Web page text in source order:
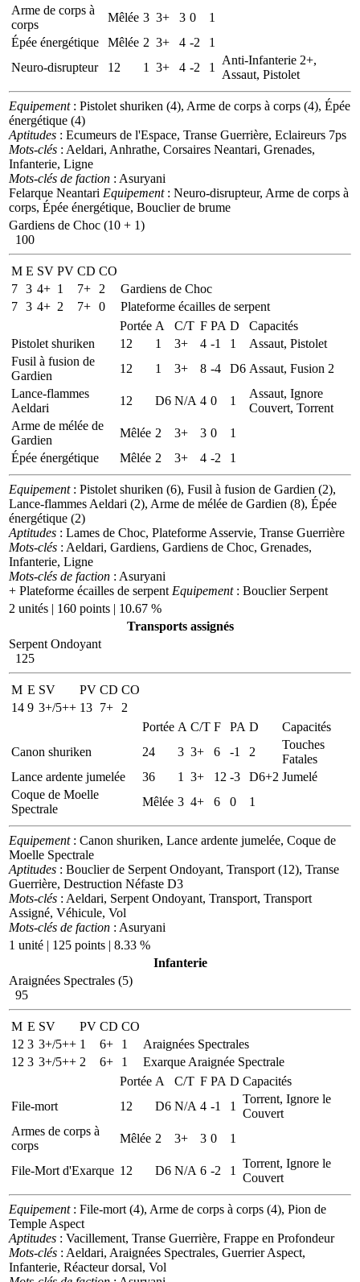
Arme de corps à
corps
Mêlée 3 3+ 3 0
1
Épée énergétique
Mêlée 2 3+ 4 -2
1
Neuro-disrupteur
12 1 3+ 4 -2 1
Anti-Infanterie 2+,
Assaut, Pistolet
Equipement: Pistolet shuriken (4), Arme de corps à corps (4), Épée
énergétique (4)
Aptitudes : Ecumeurs de l'Espace, Transe Guerrière, Eclaireurs 7ps
Mots-clés : Aeldari, Anhrathe, Corsaires Neantari, Grenades,
Infanterie, Ligne
Mots-clés de faction : Asuryani
Felarque Neantari Equipement: Neuro-disrupteur, Arme de corps à
corps, Épée énergétique, Bouclier de brume
Gardiens de Choc (10 + 1)
100
M E SV PV CD CO
7 3 4+ 1 7+ 2
Gardiens de Choc
7 3 4+ 2 7+ 0
Plateforme écailles de serpent
Portée A C/T F PA D
Capacités
Pistolet shuriken
12 1 3+ 4 -1 1
Assaut, Pistolet
Fusil à fusion de
Gardien
12 1 3+ 8 -4 D6 Assaut, Fusion 2
Lance-flammes
Aeldari
12 D6 N/A 4 0 1
Assaut, Ignore
Couvert, Torrent
Arme de mélée de
Gardien
Mêlée 2 3+ 3 0
1
Épée énergétique
Mêlée 2 3+ 4 -2 1
Equipement: Pistolet shuriken (6), Fusil à fusion de Gardien (2),
Lance-flammes Aeldari (2), Arme de mélée de Gardien (8), Épée
énergétique (2)
Aptitudes : Lames de Choc, Plateforme Asservie, Transe Guerrière
Mots-clés : Aeldari, Gardiens, Gardiens de Choc, Grenades,
Infanterie, Ligne
Mots-clés de faction : Asuryani
+ Plateforme écailles de serpent Equipement: Bouclier Serpent
2 unités | 160 points | 10.67 %
Transports assignés
Serpent Ondoyant
125
M E SV PV CD CO
14 9 3+/5++ 13 7+
2
Portée A C/T F PA D
Capacités
Canon shuriken
24 3 3+ 6 -1 2
Touches
Fatales
Lance ardente jumelée
36 1 3+ 12 -3 D6+2 Jumelé
Coque de Moelle
Spectrale
Mêlée 3 4+ 6 0 1
Equipement: Canon shuriken, Lance ardente jumelée, Coque de
Moelle Spectrale
Aptitudes : Bouclier de Serpent Ondoyant, Transport (12), Transe
Guerrière, Destruction Néfaste D3
Mots-clés : Aeldari, Serpent Ondoyant, Transport, Transport
Assigné, Véhicule, Vol
Mots-clés de faction : Asuryani
1 unité | 125 points | 8.33 %
Infanterie
Araignées Spectrales (5)
95
M E SV PV CD CO
12 3 3+/5++ 1 6+ 1
Araignées Spectrales
12 3 3+/5++ 2 6+ 1
Exarque Araignée Spectrale
Portée A C/T F PA D Capacités
File-mort
12 D6 N/A 4 -1 1
Torrent, Ignore le
Couvert
Armes de corps à
corps
Mêlée 2 3+ 3 0 1
File-Mort d'Exarque 12 D6 N/A 6 -2 1
Torrent, Ignore le
Couvert
Equipement: File-mort (4), Arme de corps à corps (4), Pion de
Temple Aspect
Aptitudes : Vacillement, Transe Guerrière, Frappe en Profondeur
Mots-clés : Aeldari, Araignées Spectrales, Guerrier Aspect,
Infanterie, Réacteur dorsal, Vol